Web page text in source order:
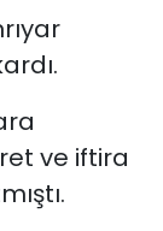
ve iftira